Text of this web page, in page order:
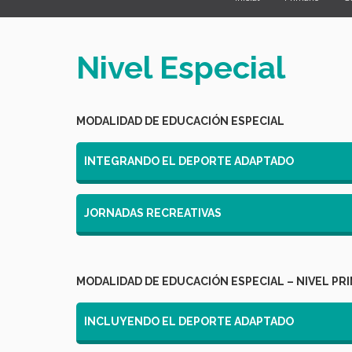
Nivel Especial
MODALIDAD DE EDUCACIÓN ESPECIAL
INTEGRANDO EL DEPORTE ADAPTADO
JORNADAS RECREATIVAS
MODALIDAD DE EDUCACIÓN ESPECIAL – NIVEL
INCLUYENDO EL DEPORTE ADAPTADO